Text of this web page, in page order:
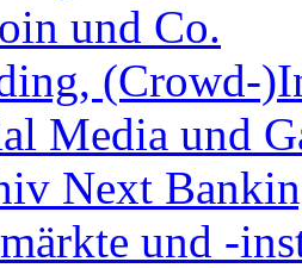
und Co.
(Crowd-
Media und
Next
und -